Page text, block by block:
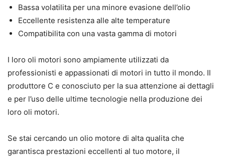
Bassa volatilita per una minore evasione dell’olio
Eccellente resistenza alle alte temperature
Compatibilita con una vasta gamma di motori
I loro oli motori sono ampiamente utilizzati da
professionisti e appassionati di motori in tutto il mondo. Il
produttore C e conosciuto per la sua attenzione ai dettagli
e per l’uso delle ultime tecnologie nella produzione dei
loro oli motori.
Se stai cercando un olio motore di alta qualita che
garantisca prestazioni eccellenti al tuo motore, il